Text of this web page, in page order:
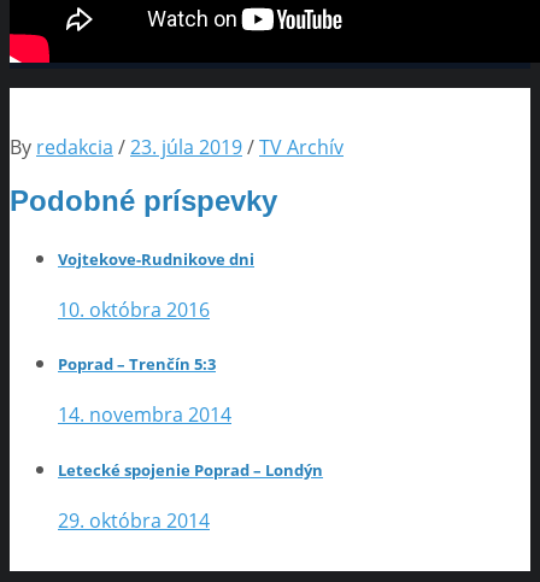
By redakcia /23. júla 2019/TV Archív
Podobné príspevky
Vojtekove-Rudnikove dni
10. októbra 2016
Poprad – Trenčín 5:3
14. novembra 2014
Letecké spojenie Poprad – Londýn
29. októbra 2014